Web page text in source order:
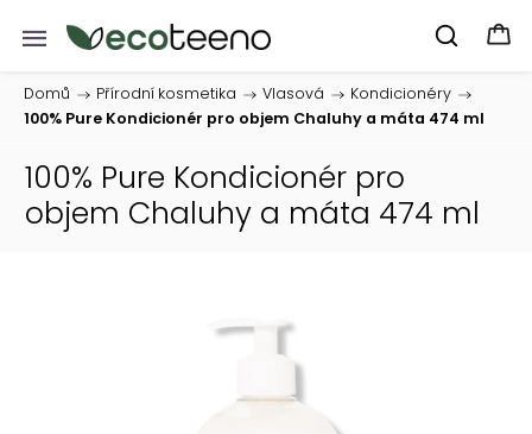
Domů / Přírodní kosmetika / Vlasová / Kondicionéry /
100% Pure Kondicionér pro objem Chaluhy a máta 474 ml
100% Pure Kondicionér pro
objem Chaluhy a máta 474 ml